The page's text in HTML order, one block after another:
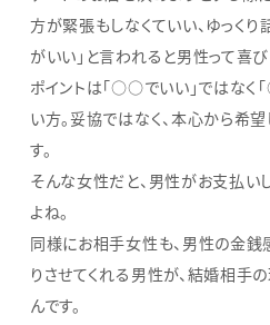
方が緊張もしなくていい、ゆっく
がいい」と言われると男性って喜び
ポイントは「○○でいい」ではなく
い方。妥協ではなく、本心から希
す。
そんな女性だと、男性がお支払い
よね。
同様にお相手女性も、男性の金銭
りさせてくれる男性が、結婚相手
んです。